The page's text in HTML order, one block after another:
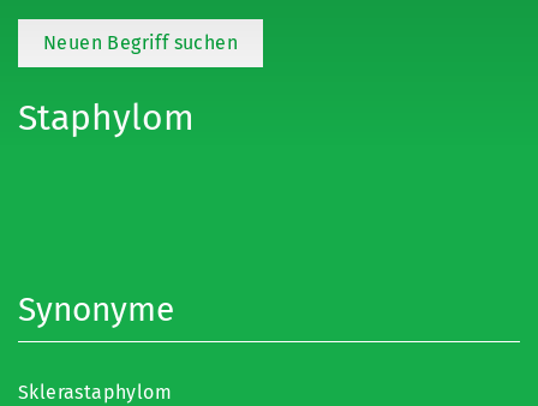
Neuen Begriff suchen
Staphylom
Synonyme
Sklerastaphylom